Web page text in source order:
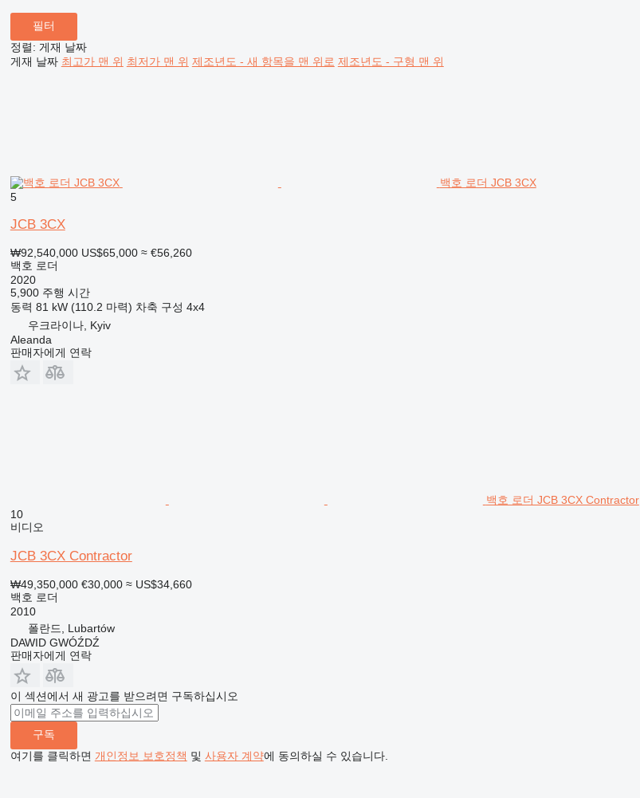
필터
정렬: 게재 날짜
게재 날짜 최고가 맨 위 최저가 맨 위 제조년도 - 새 항목을 맨 위로 제조년도 - 구형 맨 위
백호 로더 JCB 3CX
5
JCB 3CX
₩92,540,000 US$65,000 ≈ €56,260
백호 로더
2020
5,900 주행 시간
동력 81 kW (110.2 마력) 차축 구성 4x4
우크라이나, Kyiv
Aleanda
판매자에게 연락
백호 로더 JCB 3CX Contractor
10
비디오
JCB 3CX Contractor
₩49,350,000 €30,000 ≈ US$34,660
백호 로더
2010
폴란드, Lubartów
DAWID GWÓŹDŹ
판매자에게 연락
이 섹션에서 새 광고를 받으려면 구독하십시오
구독
여기를 클릭하면 개인정보 보호정책 및 사용자 계약에 동의하실 수 있습니다.